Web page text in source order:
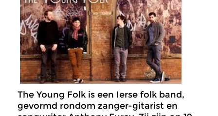
The Young Folk is een Ierse folk band,
gevormd rondom zanger-gitarist en